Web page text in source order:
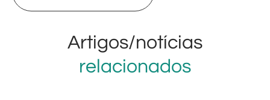
Artigos/notícias
relacionados